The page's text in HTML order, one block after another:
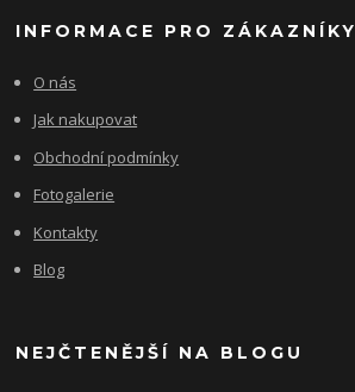
INFORMACE PRO ZÁKAZNÍKY
O nás
Jak nakupovat
Obchodní podmínky
Fotogalerie
Kontakty
Blog
NEJČTENĚJŠÍ NA BLOGU